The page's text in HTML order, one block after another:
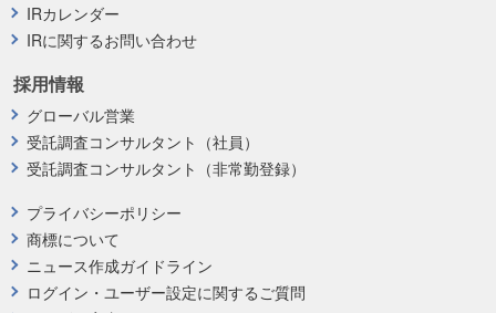
プライバシーポリシー
商標について
ニュース作成ガイドライン
ログイン・ユーザー設定に関するご質問
採用情報
グローバル営業
受託調査コンサルタント（社員）
受託調査コンサルタント（非常勤登録）
IRカレンダー
IRに関するお問い合わせ